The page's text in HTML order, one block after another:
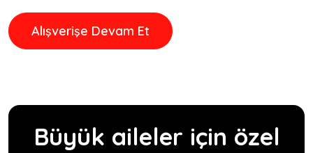
Alışverişe Devam Et
Büyük aileler için özel